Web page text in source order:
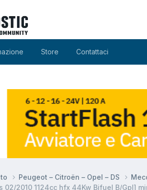
Store Contattaci
Peugeot – Citroën – Opel – DS
02/2010 1124cc hfx 44Kw Bifuel B/Gpl]